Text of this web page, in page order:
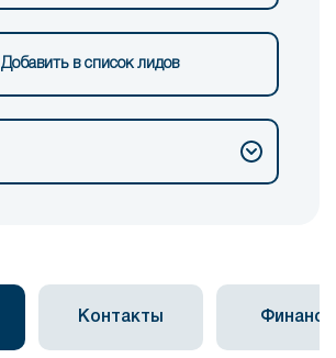
Добавить в список лидов
Контакты Финансы